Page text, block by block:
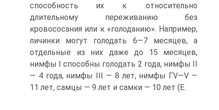
способность их к .относительно
длительному переживанию без
кровососания или к «голоданию». Например,
личинки могут голодать 6—7 месяцев, а
отдельные из них даже до 15 месяцев,
нимфы I способны голодать 2 года, нимфы II
— 4 года, нимфы III — 8 лет, нимфы ГѴ—V —
11 лет, самцы — 9 лет и самки — 10 лет (Е.